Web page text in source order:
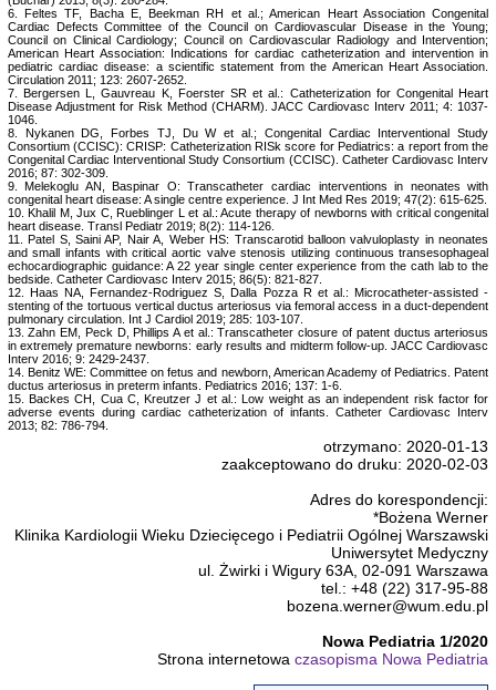
6. Feltes TF, Bacha E, Beekman RH et al.; American Heart Association Congenital
Cardiac Defects Committee of the Council on Cardiovascular Disease in the Young;
Council on Clinical Cardiology; Council on Cardiovascular Radiology and Intervention;
American Heart Association: Indications for cardiac catheterization and intervention in
pediatric cardiac disease: a scientific statement from the American Heart Association.
Circulation 2011; 123: 2607-2652.
7. Bergersen L, Gauvreau K, Foerster SR et al.: Catheterization for Congenital Heart
Disease Adjustment for Risk Method (CHARM). JACC Cardiovasc Interv 2011; 4: 1037-
1046.
8. Nykanen DG, Forbes TJ, Du W et al.; Congenital Cardiac Interventional Study
Consortium (CCISC): CRISP: Catheterization RISk score for Pediatrics: a report from the
Congenital Cardiac Interventional Study Consortium (CCISC). Catheter Cardiovasc Interv
2016; 87: 302-309.
9. Melekoglu AN, Baspinar O: Transcatheter cardiac interventions in neonates with
congenital heart disease: A single centre experience. J Int Med Res 2019; 47(2): 615-625.
10. Khalil M, Jux C, Rueblinger L et al.: Acute therapy of newborns with critical congenital
heart disease. Transl Pediatr 2019; 8(2): 114-126.
11. Patel S, Saini AP, Nair A, Weber HS: Transcarotid balloon valvuloplasty in neonates
and small infants with critical aortic valve stenosis utilizing continuous transesophageal
echocardiographic guidance: A 22 year single center experience from the cath lab to the
bedside. Catheter Cardiovasc Interv 2015; 86(5): 821-827.
12. Haas NA, Fernandez-Rodriguez S, Dalla Pozza R et al.: Microcatheter-assisted -
stenting of the tortuous vertical ductus arteriosus via femoral access in a duct-dependent
pulmonary circulation. Int J Cardiol 2019; 285: 103-107.
13. Zahn EM, Peck D, Phillips A et al.: Transcatheter closure of patent ductus arteriosus
in extremely premature newborns: early results and midterm follow-up. JACC Cardiovasc
Interv 2016; 9: 2429-2437.
14. Benitz WE: Committee on fetus and newborn, American Academy of Pediatrics. Patent
ductus arteriosus in preterm infants. Pediatrics 2016; 137: 1-6.
15. Backes CH, Cua C, Kreutzer J et al.: Low weight as an independent risk factor for
adverse events during cardiac catheterization of infants. Catheter Cardiovasc Interv
2013; 82: 786-794.
otrzymano: 2020-01-13
zaakceptowano do druku: 2020-02-03
Adres do korespondencji:
*Bożena Werner
Klinika Kardiologii Wieku Dziecięcego i Pediatrii Ogólnej Warszawski
Uniwersytet Medyczny
ul. Żwirki i Wigury 63A, 02-091 Warszawa
tel.: +48 (22) 317-95-88
bozena.werner@wum.edu.pl
Nowa Pediatria 1/2020
Strona internetowaczasopisma Nowa Pediatria